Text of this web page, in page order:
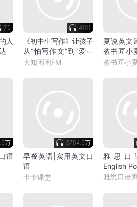
79
人
4101
《初中生写作》让孩子
从“怕写作文”到“爱上
表达”的魔法书
大知闲闲FM
夏说英文
教书匠小
步更新）
教书匠小
万
语
3754.9万
早餐英语|实用英文口
语
卡卡课堂
雅思口
English
雅思口语